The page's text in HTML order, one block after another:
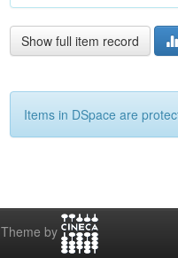
Show full item record
Items in DSpace are
Theme by